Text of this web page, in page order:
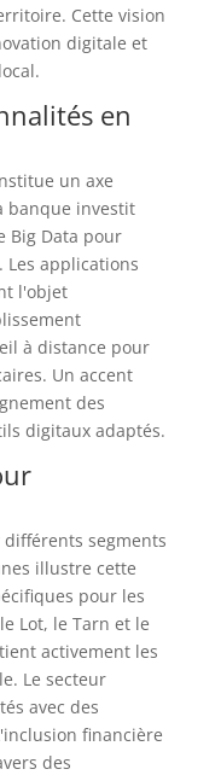
Cette vision
digitale et
en
un axe
banque investit
Big Data pour
Les applications
l'objet
à distance pour
Un accent
des
digitaux adaptés.
segments
illustre cette
pour les
Lot, le Tarn et le
activement les
Le secteur
avec des
financière
des